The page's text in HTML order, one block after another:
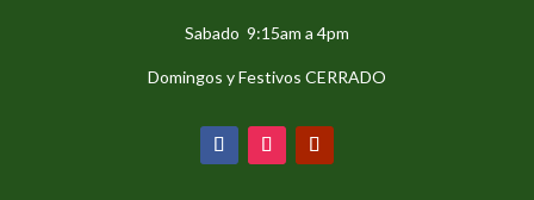
Sabado 9:15am a 4pm
Domingos y Festivos CERRADO